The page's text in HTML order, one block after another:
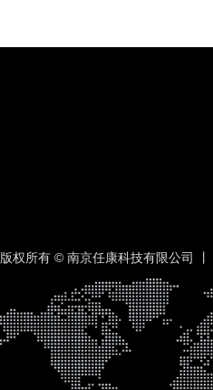
版权所有 © 南京任康科技有限公司 丨